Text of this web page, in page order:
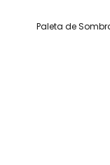
Paleta de